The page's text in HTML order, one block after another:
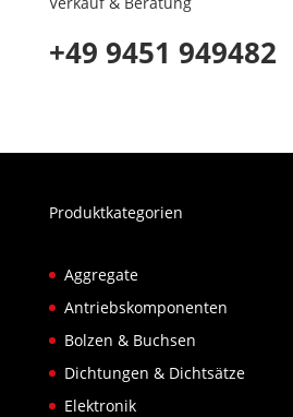
+49 9451 949482
Produktkategorien
Aggregate
Antriebskomponenten
Bolzen & Buchsen
Dichtungen & Dichtsätze
Elektronik